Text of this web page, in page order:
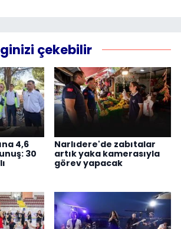
çekebilir
4,6
30
Narlıdere'de zabıtalar
artık yaka kamerasıyla
görev yapacak